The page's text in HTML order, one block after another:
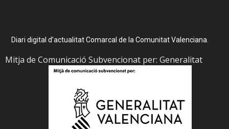
Diari digital d’actualitat Comarcal de la Comunitat Valenciana.
Mitja de Comunicació Subvencionat per: Generalitat